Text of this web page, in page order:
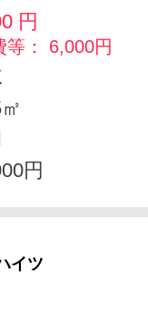
円
等： 6,000円
円
イツ